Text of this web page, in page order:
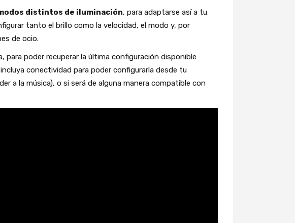
distintos de iluminación, para adaptarse así a tu
tanto el brillo como la velocidad, el modo y, por
de ocio.
para poder recuperar la última configuración disponible
conectividad para poder configurarla desde tu
a la música), o si será de alguna manera compatible con